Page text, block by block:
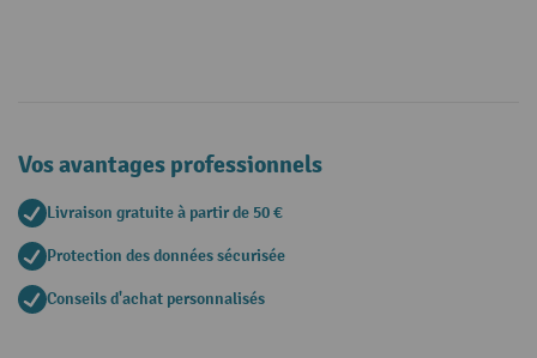
Vos avantages professionnels
Livraison gratuite à partir de 50 €
Protection des données sécurisée
Conseils d'achat personnalisés